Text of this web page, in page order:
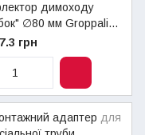
димоходу
∅80 мм Groppali
грн